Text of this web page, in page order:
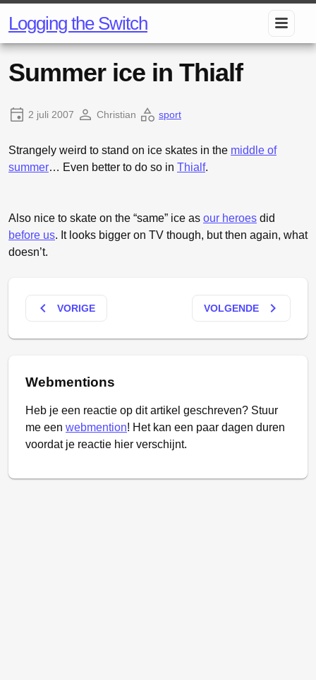
Logging the Switch
Summer ice in Thialf
2 juli 2007 Christian sport
Strangely weird to stand on ice skates in the middle of
summer… Even better to do so in Thialf.
Also nice to skate on the “same” ice as our heroes did
before us. It looks bigger on TV though, but then again, what
doesn’t.
keyboard_arrow_left VORIGE VOLGENDE keyboard_arrow_right
Webmentions
Heb je een reactie op dit artikel geschreven? Stuur
me een webmention! Het kan een paar dagen duren
voordat je reactie hier verschijnt.